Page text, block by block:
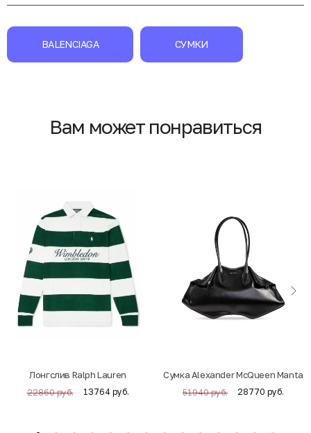
BALENCIAGA СУМКИ
Вам может понравиться
Лонгслив Ralph Lauren
22860 руб. 13764 руб.
Cумка Alexander McQueen Manta
51940 руб. 28770 руб.